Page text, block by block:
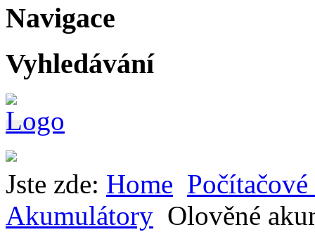
Navigace
Vyhledávání
Jste zde: Home
Akumulátory Olověné